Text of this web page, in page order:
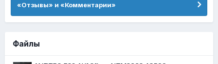
«Отзывы» и «Комментарии»
Файлы